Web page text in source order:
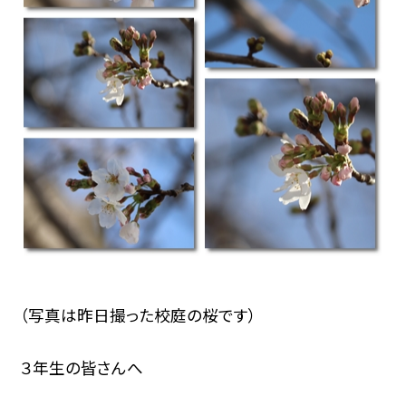
（写真は昨日撮った校庭の桜です）
３年生の皆さんへ